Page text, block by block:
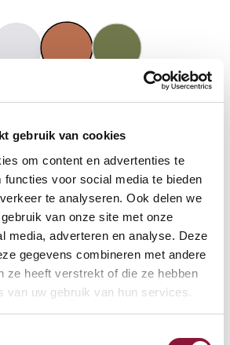
gebruik van cookies
om content en advertenties te
functies voor social media te bieden
te analyseren. Ook delen we
van onze site met onze
media, adverteren en analyse. Deze
gegevens combineren met andere
ze heeft verstrekt of die ze hebben
van uw gebruik van hun services.